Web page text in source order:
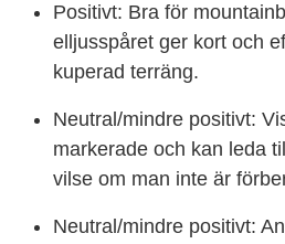
Positivt: Bra för
elljusspåret ger kort och
kuperad terräng.
Neutral/mindre positivt:
markerade och kan leda
vilse om man inte är
Neutral/mindre positivt: